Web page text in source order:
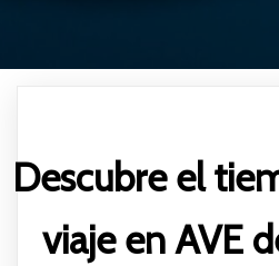
Descubre el
viaje en AVE